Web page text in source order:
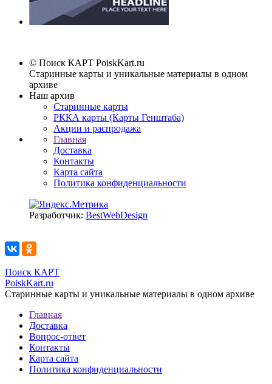
© Поиск КАРТ PoiskKart.ru
Старинные карты и уникальные материалы в одном
архиве
Наш архив
Старинные карты
РККА карты (Карты Генштаба)
Акции и распродажа
Главная
Доставка
Контакты
Карта сайта
Политика конфиденциальности
Разработчик: BestWebDesign
Поиск КАРТ
PoiskKart.ru
Старинные карты и уникальные материалы в одном архиве
Главная
Доставка
Вопрос-ответ
Контакты
Карта сайта
Политика конфиденциальности